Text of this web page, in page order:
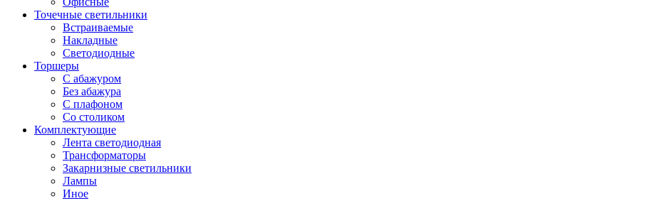
Точечные светильники
Встраиваемые
Накладные
Светодиодные
Торшеры
С абажуром
Без абажура
С плафоном
Со столиком
Комплектующие
Лента светодиодная
Трансформаторы
Закарнизные светильники
Лампы
Иное